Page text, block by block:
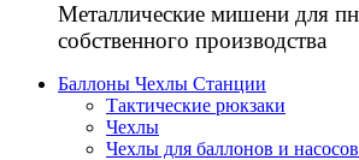
Металлические мишени для
собственного производства
Баллоны Чехлы Станции
Тактические рюкзаки
Чехлы
Чехлы для баллонов и